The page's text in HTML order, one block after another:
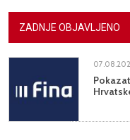
ZADNJE OBJAVLJENO